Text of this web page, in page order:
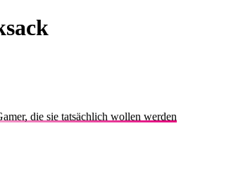
die sie tatsächlich wollen werden